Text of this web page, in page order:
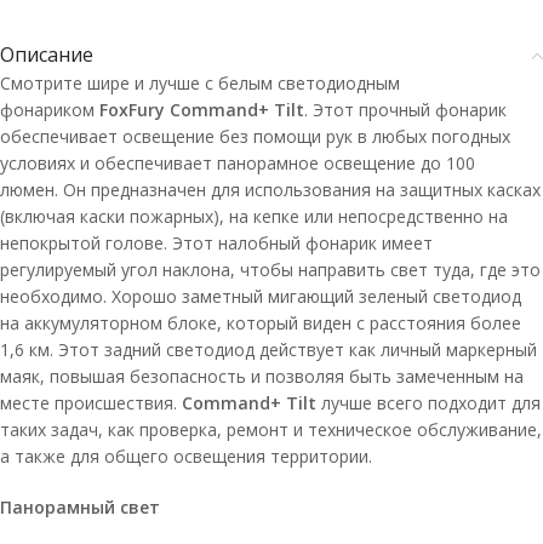
Описание
Смотрите шире и лучше с белым светодиодным
фонариком FoxFury Command+ Tilt. Этот прочный фонарик
обеспечивает освещение без помощи рук в любых погодных
условиях и обеспечивает панорамное освещение до 100
люмен. Он предназначен для использования на защитных касках
(включая каски пожарных), на кепке или непосредственно на
непокрытой голове. Этот налобный фонарик имеет
регулируемый угол наклона, чтобы направить свет туда, где это
необходимо. Хорошо заметный мигающий зеленый светодиод
на аккумуляторном блоке, который виден с расстояния более
1,6 км. Этот задний светодиод действует как личный маркерный
маяк, повышая безопасность и позволяя быть замеченным на
месте происшествия. Command+ Tilt лучше всего подходит для
таких задач, как проверка, ремонт и техническое обслуживание,
а также для общего освещения территории.
Панорамный свет